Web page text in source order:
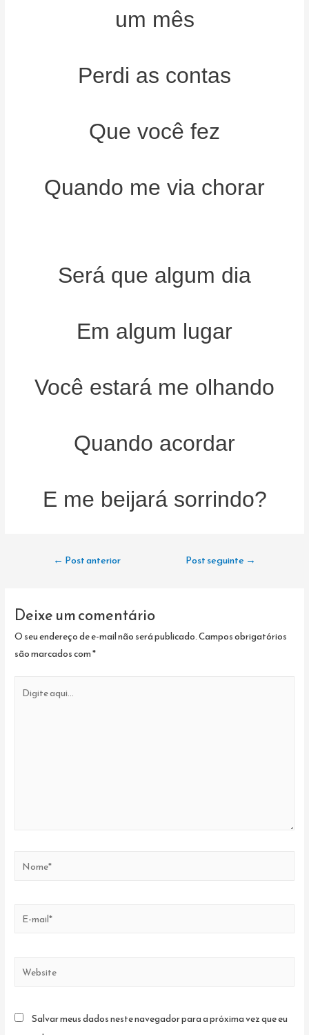
um mês
Perdi as contas
Que você fez
Quando me via chorar
Será que algum dia
Em algum lugar
Você estará me olhando
Quando acordar
E me beijará sorrindo?
Navegação
Post
← Post anterior Post seguinte →
Deixe um comentário
O seu endereço de e-mail não será publicado.Campos obrigatórios
são marcados com*
aqui...
Website
Salvar meus dados neste navegador para a próxima vez que eu